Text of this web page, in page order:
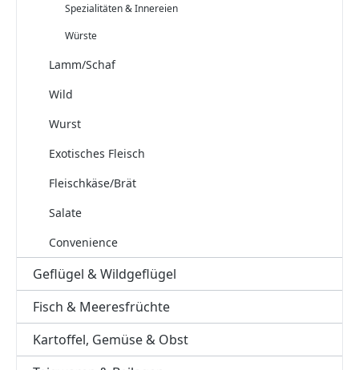
Spezialitäten & Innereien
Würste
Lamm/Schaf
Wild
Wurst
Exotisches Fleisch
Fleischkäse/Brät
Salate
Convenience
Geflügel & Wildgeflügel
Fisch & Meeresfrüchte
Kartoffel, Gemüse & Obst